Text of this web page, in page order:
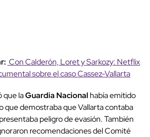
Con Calderón, Loret y Sarkozy: Netflix
sobre el caso Cassez-Vallarta
que laGuardia Nacional había emitido
que demostraba que Vallarta contaba
peligro de evasión. También
recomendaciones del Comité